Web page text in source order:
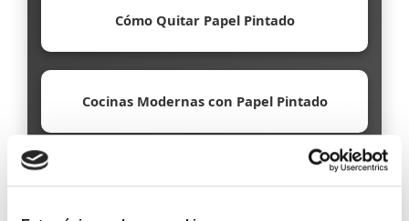
Cómo Quitar Papel Pintado
Cocinas Modernas con Papel Pintado
Papel Pintado Ecológico